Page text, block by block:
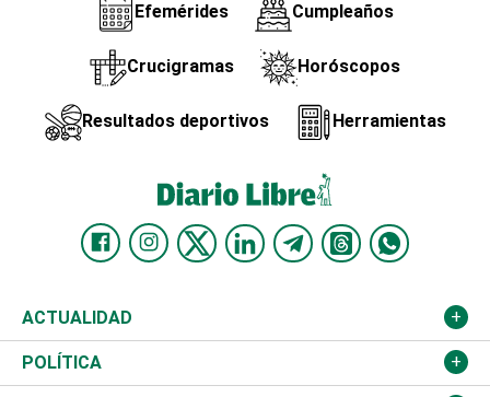
Efemérides Cumpleaños
Crucigramas Horóscopos
Resultados deportivos Herramientas
ACTUALIDAD
Nacional
POLÍTICA